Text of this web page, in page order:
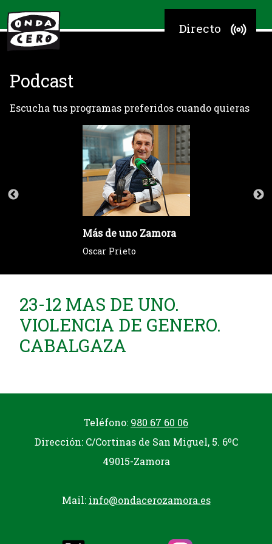
Directo
Podcast
Escucha tus programas preferidos cuando quieras
Más de uno Zamora
Oscar Prieto
23-12 MAS DE UNO.
VIOLENCIA DE GENERO.
CABALGAZA
Teléfono: 980 67 60 06
Dirección: C/Cortinas de San Miguel, 5. 6ºC
49015-Zamora
Mail: info@ondacerozamora.es